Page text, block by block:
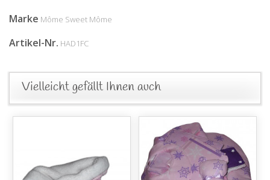
Marke Môme Sweet Môme
Artikel-Nr. HAD1FC
Vielleicht gefällt Ihnen auch